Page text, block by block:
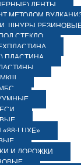
ЛЕНТЫ
МЕТОДОМ
ШНУРЫ
СТЕКЛО
ПЛАСТИНА
LUXE»
И ДОРОЖКИ